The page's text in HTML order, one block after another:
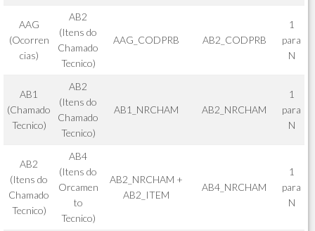
AAG
(Ocorren
cias)
AB2
(Itens do
Chamado
Tecnico)
AAG_CODPRB AB2_CODPRB
1
para
N
AB1
(Chamado
Tecnico)
AB2
(Itens do
Chamado
Tecnico)
AB1_NRCHAM AB2_NRCHAM
1
para
N
AB2
(Itens do
Chamado
Tecnico)
AB4
(Itens do
Orcamen
to
Tecnico)
AB2_NRCHAM +
AB2_ITEM
AB4_NRCHAM
1
para
N